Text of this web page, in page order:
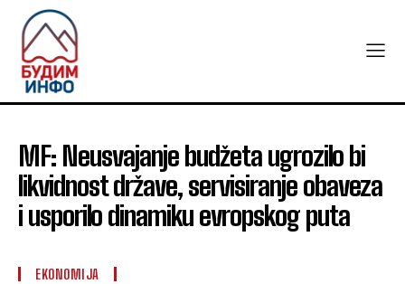
MF: Neusvajanje budžeta ugrozilo bi
likvidnost države, servisiranje obaveza
i usporilo dinamiku evropskog puta
EKONOMIJA